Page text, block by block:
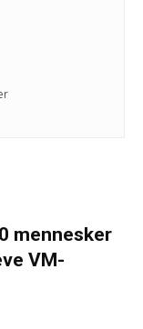
mennesker
VM-